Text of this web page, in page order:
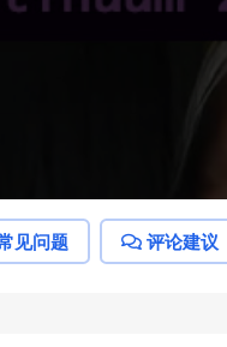
见问题 评论建议